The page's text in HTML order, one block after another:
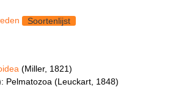
Soortenlijst
(Miller, 1821)
Pelmatozoa (Leuckart, 1848)